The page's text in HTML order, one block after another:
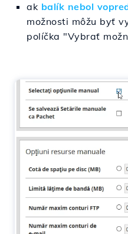
ak balík nebol
možnosti môžu byť
políčka "Vybrať